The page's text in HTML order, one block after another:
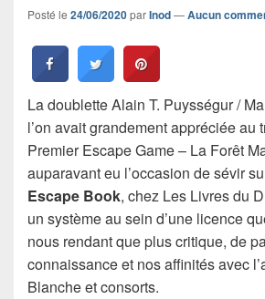
Posté le 24/06/2020parInod—Aucun
La doublette Alain T. Puysségur /
l’on avait grandement appréciée au
Premier Escape Game – La Forêt
auparavant eu l’occasion de sévir
Escape Book, chez Les Livres du
un système au sein d’une licence
nous rendant que plus critique, de
connaissance et nos affinités avec
Blanche et consorts.